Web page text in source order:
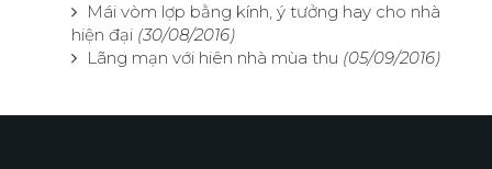
Mái vòm lợp bằng kính, ý tưởng hay cho nhà
hiện đại (30/08/2016)
Lãng mạn với hiên nhà mùa thu (05/09/2016)